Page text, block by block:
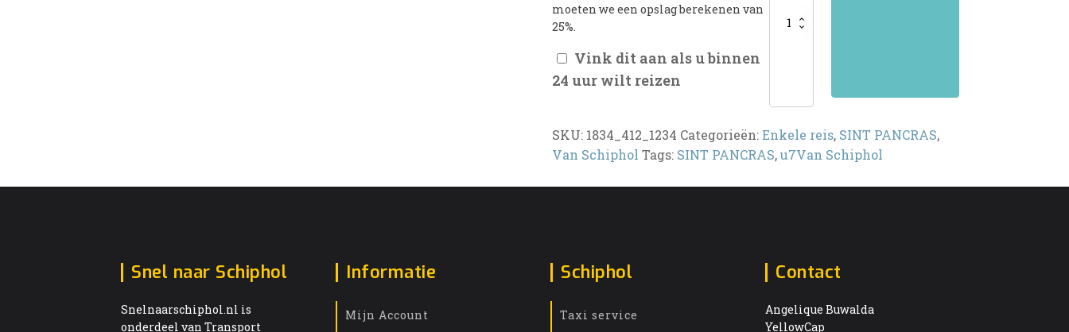
moeten we een opslag berekenen van
25%.
Vink dit aan als u binnen
24 uur wilt reizen
SKU: 1834_412_1234 Categorieën:Enkele reis, SINT PANCRAS,
Van Schiphol Tags: SINT PANCRAS,u7Van Schiphol
Snel naar Schiphol
Snelnaarschiphol.nl is
onderdeel van Transport
Informatie
Mijn Account
Schiphol
Taxi service
Contact
Angelique Buwalda
YellowCap